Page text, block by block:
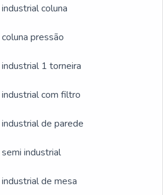
coluna
pressão
1 torneira
com filtro
de parede
industrial
de mesa